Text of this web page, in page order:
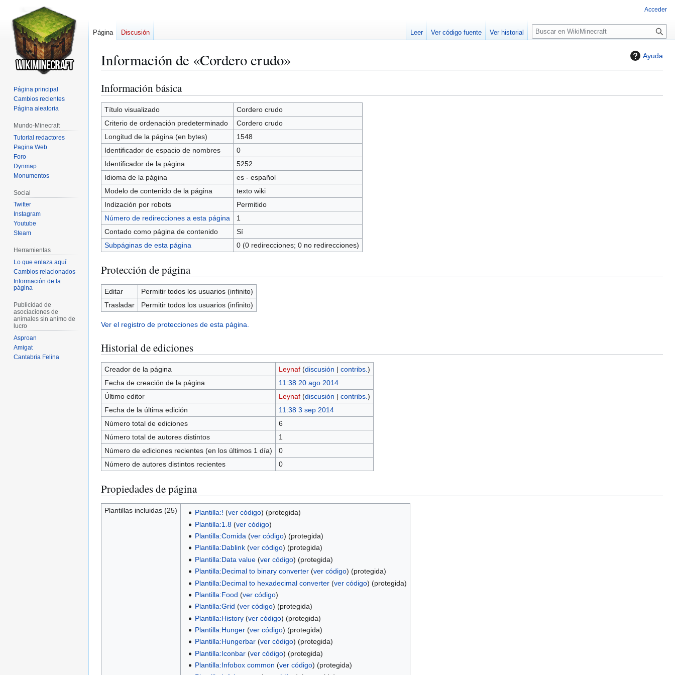
Ayuda
Información de «Cordero crudo»
Ir
a
la
navegación
Ir
a
la
búsqueda
Información básica
Título visualizado
Cordero crudo
Criterio de ordenación predeterminado
Cordero crudo
Longitud de la página (en bytes)
1548
Identificador de espacio de nombres
0
Identificador de la página
5252
Idioma de la página
es - español
Modelo de contenido de la página
texto wiki
Indización por robots
Permitido
Número de redirecciones a esta página
1
Contado como página de contenido
Sí
Subpáginas de esta página
0 (0 redirecciones; 0 no redirecciones)
Protección de página
Editar
Permitir todos los usuarios (infinito)
Trasladar
Permitir todos los usuarios (infinito)
Ver el registro de protecciones de esta página.
Historial de ediciones
Creador de la página Leynaf (discusión | contribs. )
Fecha de creación de la página
11:38 20 ago 2014
Último editor
Leynaf (discusión | contribs. )
Fecha de la última edición
11:38 3 sep 2014
Número total de ediciones
6
Número total de autores distintos
1
Número de ediciones recientes (en los últimos 1 día)
0
Número de autores distintos recientes
0
Propiedades de página
Plantillas incluidas (25) Plantilla:! (ver código) (protegida)
Plantilla:1.8(ver código)
Plantilla:Comida (ver código) (protegida)
Plantilla:Dablink(ver código) (protegida)
Plantilla:Data value(ver código) (protegida)
Plantilla:Decimal to binary converter(ver código) (protegida)
Plantilla:Decimal to hexadecimal converter(ver código) (protegida)
Plantilla:Food (ver código)
Plantilla:Grid (ver código) (protegida)
Plantilla:History(ver código) (protegida)
Plantilla:Hunger(ver código) (protegida)
Plantilla:Hungerbar(ver código) (protegida)
Plantilla:Iconbar(ver código) (protegida)
Plantilla:Infobox common (ver código) (protegida)
Acceder
Página Discusión Leer Ver código fuente Ver historial
B
u
a
Página principal
Cambios recientes
Página aleatoria
Mundo-Minecraft
Tutorial redactores
Pagina Web
Foro
Dynmap
Monumentos
Social
Twitter
Instagram
Youtube
Steam
Herramientas
Lo que enlaza aquí
Cambios relacionados
Información de la
página
Publicidad de
asociaciones de
animales sin animo de
lucro
Asproan
Amigat
Cantabria Felina